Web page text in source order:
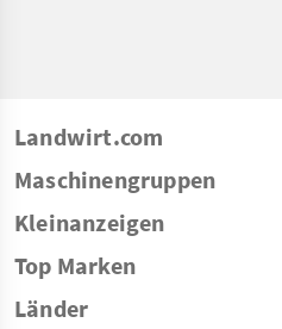
Landwirt.com
Maschinengruppen
Kleinanzeigen
Top Marken
Länder